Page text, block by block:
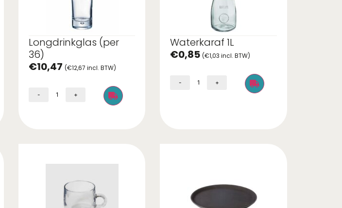
Longdrinkglas (per
36)
€10,47 (€12,67 incl. BTW)
- +
Waterkaraf 1L
€0,85 (€1,03 incl. BTW)
- +